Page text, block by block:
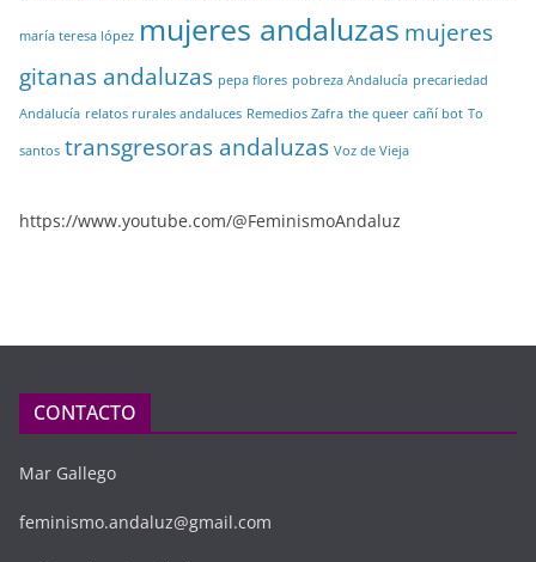
maría teresa lópez mujeres andaluzas mujeres
gitanas andaluzas pepa flores pobreza Andalucía precariedad
Andalucía relatos rurales andaluces Remedios Zafra the queer cañí bot To
santos transgresoras andaluzas Voz de Vieja
https://www.youtube.com/@FeminismoAndaluz
CONTACTO
Mar Gallego
feminismo.andaluz@gmail.com